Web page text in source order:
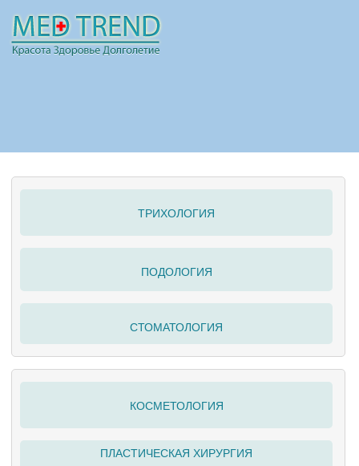
ПОЛЕЗНО
ТРИХОЛОГИЯ
ПОДОЛОГИЯ
СТОМАТОЛОГИЯ
КОСМЕТОЛОГИЯ
ПЛАСТИЧЕСКАЯ ХИРУРГИЯ